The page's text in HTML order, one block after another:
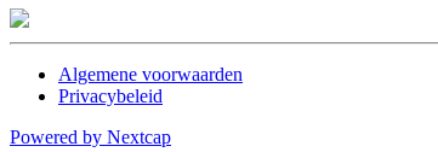
Algemene voorwaarden
Privacybeleid
Powered by Nextcap